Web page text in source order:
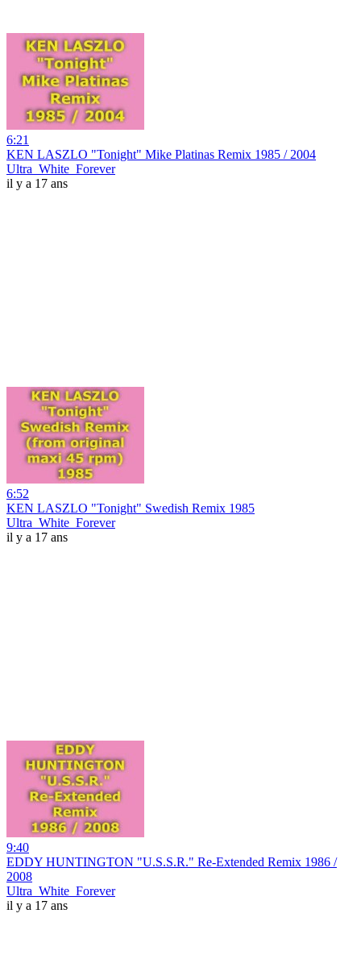
6:21
KEN LASZLO "Tonight" Mike Platinas Remix 1985 / 2004
Ultra_White_Forever
il y a 17 ans
6:52
KEN LASZLO "Tonight" Swedish Remix 1985
Ultra_White_Forever
il y a 17 ans
9:40
EDDY HUNTINGTON "U.S.S.R." Re-Extended Remix 1986 /
2008
Ultra_White_Forever
il y a 17 ans